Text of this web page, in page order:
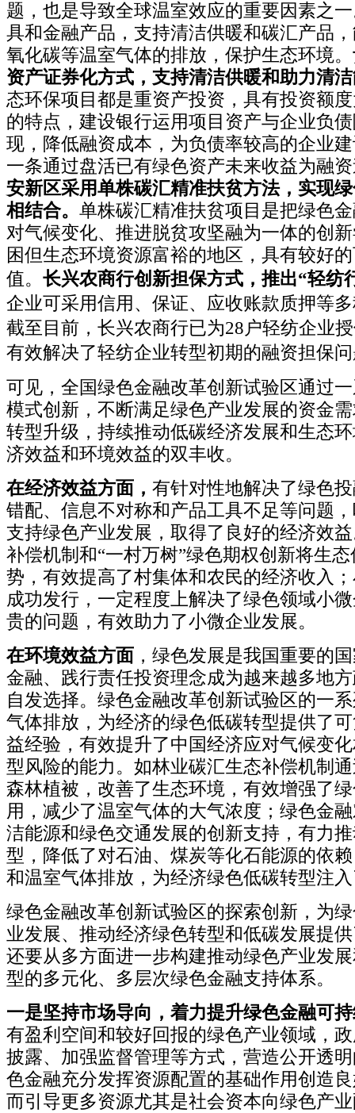
题，也是导致全球温室效应的重要因素之
具和金融产品，支持清洁供暖和碳汇产品
氧化碳等温室气体的排放，保护生态环境。
资产证券化方式，支持清洁供暖和助力清
态环保项目都是重资产投资，具有投资额
的特点，建设银行运用项目资产与企业负
现，降低融资成本，为负债率较高的企业
一条通过盘活已有绿色资产未来收益为融
安新区采用单株碳汇精准扶贫方法，实现
相结合。 单株碳汇精准扶贫项目是把绿色
对气候变化、推进脱贫攻坚融为一体的创
困但生态环境资源富裕的地区，具有较好
值。 长兴农商行创新担保方式，推出“轻纺
企业可采用信用、保证、应收账款质押等
截至目前，长兴农商行已为28户轻纺企业
有效解决了轻纺企业转型初期的融资担保
可见，全国绿色金融改革创新试验区通过
模式创新，不断满足绿色产业发展的资金
转型升级，持续推动低碳经济发展和生态
济效益和环境效益的双丰收。
在经济效益方面， 有针对性地解决了绿色
错配、信息不对称和产品工具不足等问题
支持绿色产业发展，取得了良好的经济效
补偿机制和“一村万树”绿色期权创新将生
势，有效提高了村集体和农民的经济收入
成功发行，一定程度上解决了绿色领域小
贵的问题，有效助力了小微企业发展。
在环境效益方面 ，绿色发展是我国重要的
金融、践行责任投资理念成为越来越多地
自发选择。绿色金融改革创新试验区的一
气体排放，为经济的绿色低碳转型提供了
益经验，有效提升了中国经济应对气候变
型风险的能力。如林业碳汇生态补偿机制
森林植被，改善了生态环境，有效增强了
用，减少了温室气体的大气浓度；绿色金
洁能源和绿色交通发展的创新支持，有力
型，降低了对石油、煤炭等化石能源的依
和温室气体排放，为经济绿色低碳转型注
绿色金融改革创新试验区的探索创新，为
业发展、推动经济绿色转型和低碳发展提
还要从多方面进一步构建推动绿色产业发
型的多元化、多层次绿色金融支持体系。
一是坚持市场导向，着力提升绿色金融可
有盈利空间和较好回报的绿色产业领域，
披露、加强监督管理等方式，营造公开透
色金融充分发挥资源配置的基础作用创造
而引导更多资源尤其是社会资本向绿色产